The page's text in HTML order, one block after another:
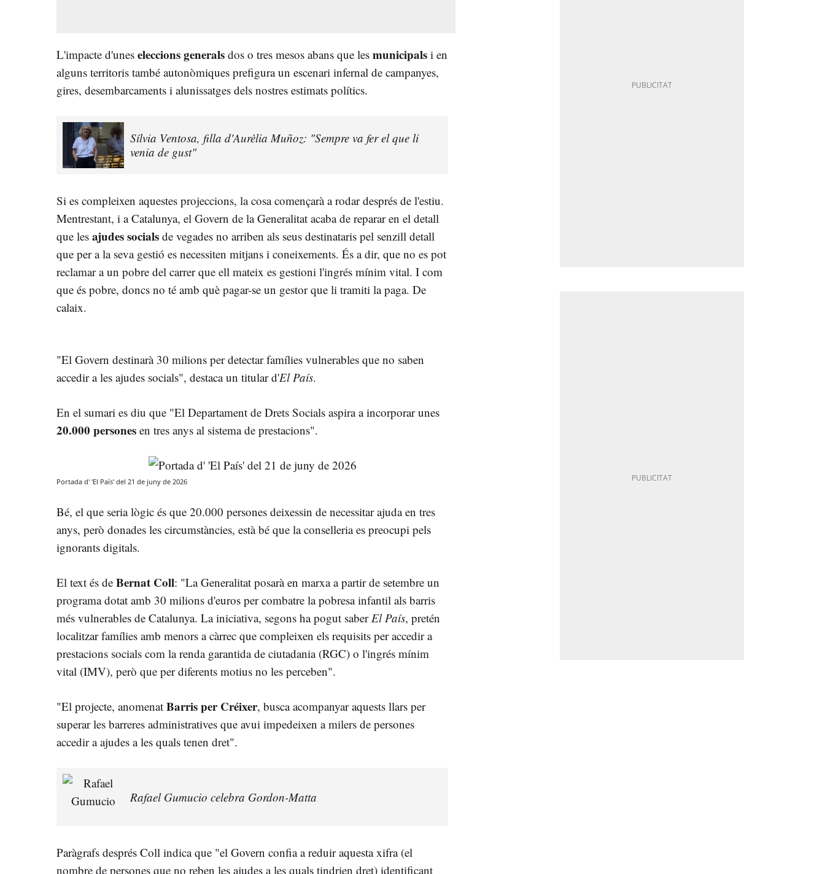
L'impacte d'unes eleccions generals dos o tres mesos abans que les municipals i en
alguns territoris també autonòmiques prefigura un escenari infernal de campanyes,
gires, desembarcaments i alunissatges dels nostres estimats polítics.
Sílvia Ventosa, filla d'Aurèlia Muñoz: "Sempre va fer el que li
venia de gust"
Si es compleixen aquestes projeccions, la cosa començarà a rodar després de l'estiu.
Mentrestant, i a Catalunya, el Govern de la Generalitat acaba de reparar en el detall
que les ajudes socials de vegades no arriben als seus destinataris pel senzill detall
que per a la seva gestió es necessiten mitjans i coneixements. És a dir, que no es pot
reclamar a un pobre del carrer que ell mateix es gestioni l'ingrés mínim vital. I com
que és pobre, doncs no té amb què pagar-se un gestor que li tramiti la paga. De
calaix.
"El Govern destinarà 30 milions per detectar famílies vulnerables que no saben
accedir a les ajudes socials", destaca un titular d'El País.
En el sumari es diu que "El Departament de Drets Socials aspira a incorporar unes
20.000 persones en tres anys al sistema de prestacions".
Portada d' 'El País' del 21 de juny de 2026
Bé, el que seria lògic és que 20.000 persones deixessin de necessitar ajuda en tres
anys, però donades les circumstàncies, està bé que la conselleria es preocupi pels
ignorants digitals.
El text és de Bernat Coll: "La Generalitat posarà en marxa a partir de setembre un
programa dotat amb 30 milions d'euros per combatre la pobresa infantil als barris
més vulnerables de Catalunya. La iniciativa, segons ha pogut saber El País, pretén
localitzar famílies amb menors a càrrec que compleixen els requisits per accedir a
prestacions socials com la renda garantida de ciutadania (RGC) o l'ingrés mínim
vital (IMV), però que per diferents motius no les perceben".
"El projecte, anomenat Barris per Créixer, busca acompanyar aquests llars per
superar les barreres administratives que avui impedeixen a milers de persones
accedir a ajudes a les quals tenen dret".
Rafael Gumucio celebra Gordon-Matta
Paràgrafs després Coll indica que "el Govern confia a reduir aquesta xifra (el
nombre de persones que no reben les ajudes a les quals tindrien dret) identificant